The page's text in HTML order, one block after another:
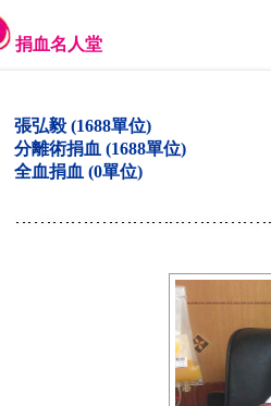
捐血名人堂
張弘毅 (1688單位)
分離術捐血 (1688單位)
全血捐血 (0單位)